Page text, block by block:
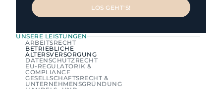
UNSERE LEISTUNGEN
ARBEITSRECHT
BETRIEBLICHE
ALTERSVERSORGUNG
DATENSCHUTZRECHT
EU-REGULATORIK &
COMPLIANCE
GESELLSCHAFTSRECHT &
UNTERNEHMENSGRÜNDUNG
LOS GEHT'S!